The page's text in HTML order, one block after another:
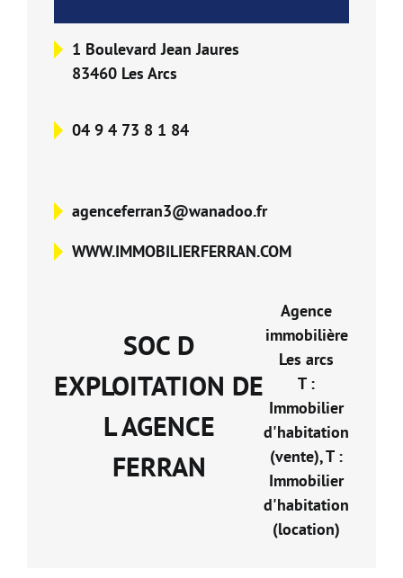
Nos Formations
1 Boulevard Jean Jaures
83460 Les Arcs
04 9 4 73 8 1 84
agenceferran3@wanadoo.fr
WWW.IMMOBILIERFERRAN.COM
SOC D
EXPLOITATION DE
L AGENCE
FERRAN
Agence
immobilière
Les arcs
T :
Immobilier
d'habitation
(vente), T :
Immobilier
d'habitation
(location)